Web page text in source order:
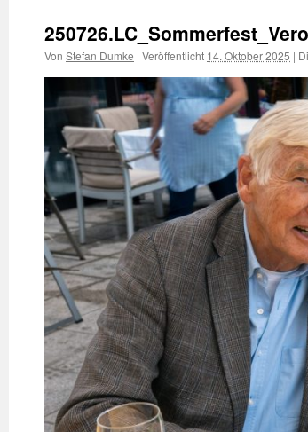
Von Stefan Dumke | Veröffentlicht 14. Oktober 2025 |